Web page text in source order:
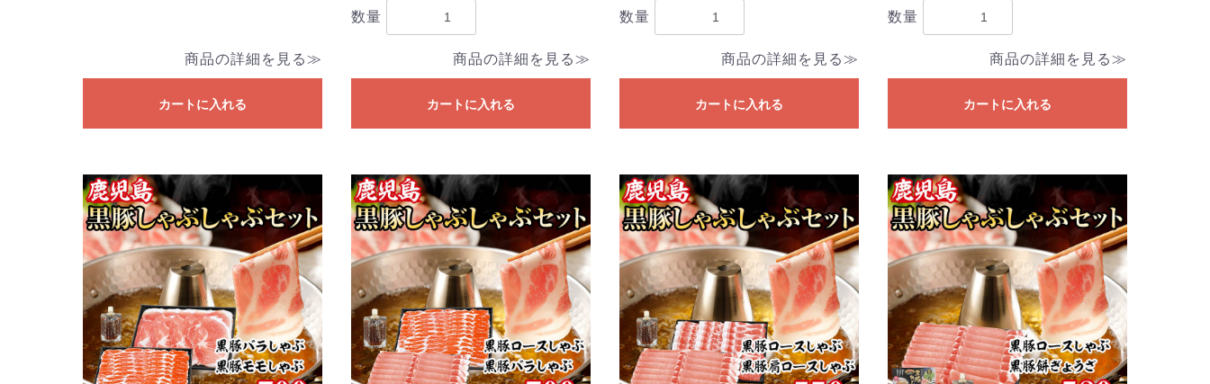
商品の詳細を見る≫
カートに入れる
数量
商品の詳細を見る≫
カートに入れる
数量
商品の詳細を見る≫
カートに入れる
数量
商品の詳細を見る≫
カートに入れる